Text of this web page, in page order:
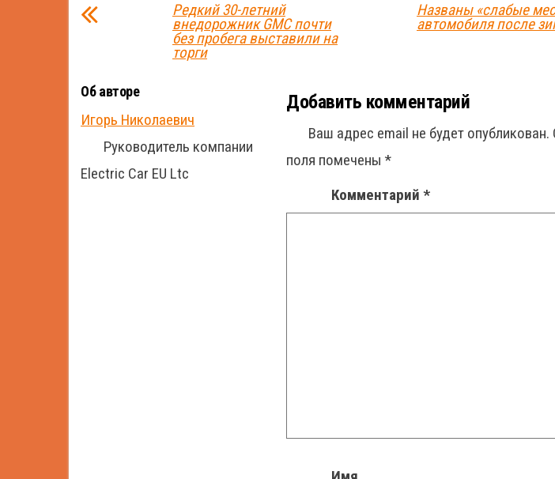
Редкий 30-летний
внедорожник GMC почти
без пробега выставили на
торги
Названы «слабые
автомобиля после
Об авторе
Игорь Николаевич
Руководитель компании
Electric Car EU Ltc
Добавить комментарий
Ваш адрес email не будет опубликован.
поля помечены *
Комментарий *